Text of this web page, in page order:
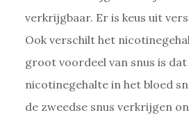
verkrijgbaar. Er is keus uit
Ook verschilt het
groot voordeel van snus is
nicotinegehalte in het bloed
de zweedse snus verkrijgen